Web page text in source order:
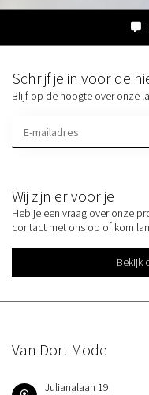
Wij zijn er voor je
Heb je een vraag over onze
contact met ons op of kom
Bekijk
Schrijf je in voor de
Blijf op de hoogte over onze
Van Dort Mode
Julianalaan 19